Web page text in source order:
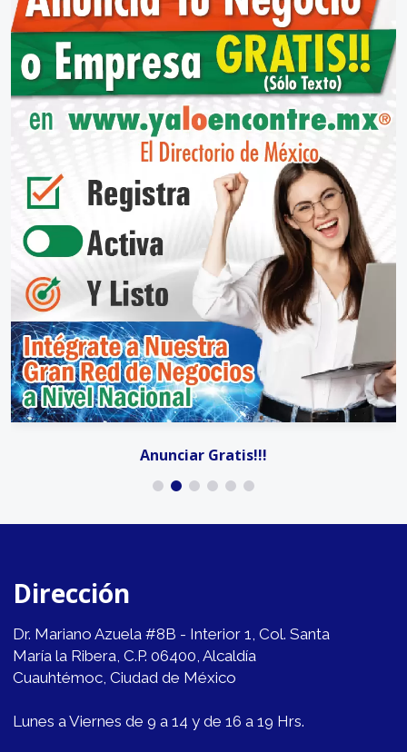
Anunciar Gratis!!!
Dirección
Dr. Mariano Azuela #8B - Interior 1, Col. Santa
María la Ribera, C.P. 06400, Alcaldía
Cuauhtémoc, Ciudad de México
Lunes a Viernes de 9 a 14 y de 16 a 19 Hrs.